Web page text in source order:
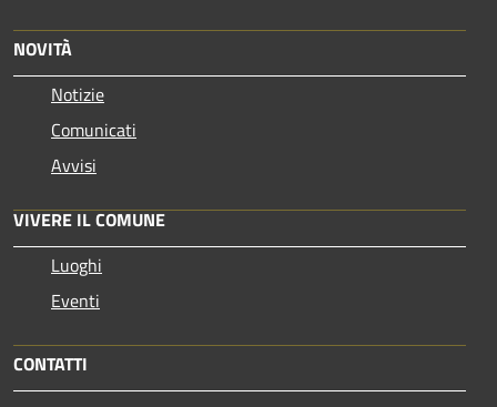
NOVITÀ
Notizie
Comunicati
Avvisi
VIVERE IL COMUNE
Luoghi
Eventi
CONTATTI